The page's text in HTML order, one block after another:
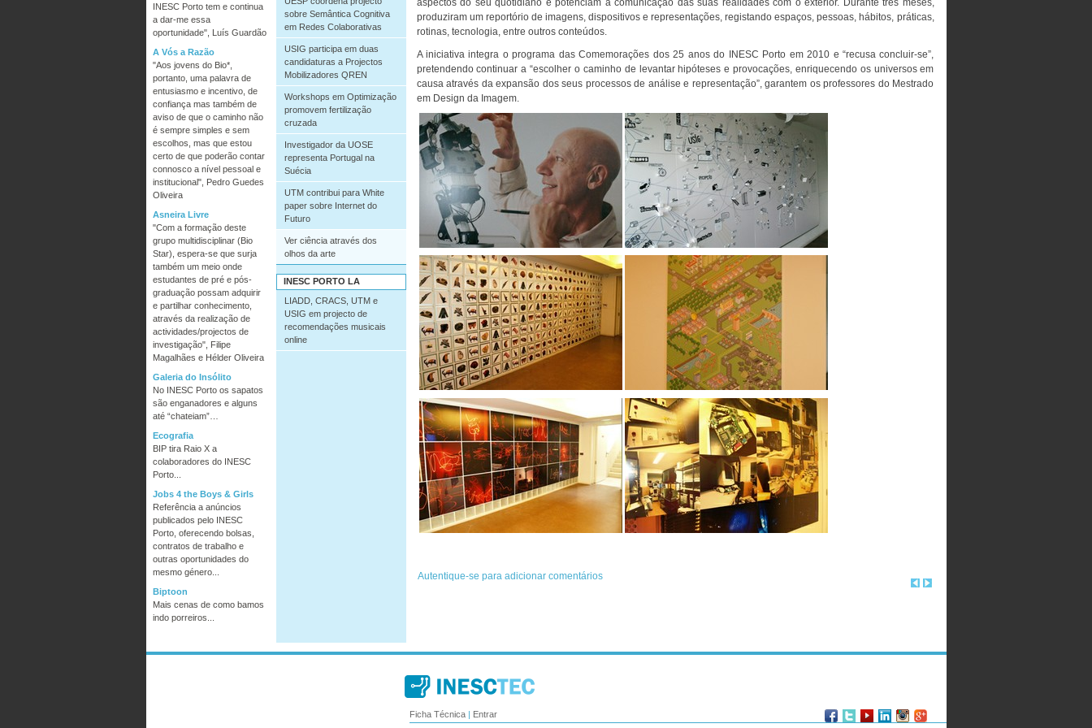
INESC Porto tem e continua
a dar-me essa
oportunidade", Luís Guardão
A Vós a Razão
"Aos jovens do Bio*,
portanto, uma palavra de
entusiasmo e incentivo, de
confiança mas também de
aviso de que o caminho não
é sempre simples e sem
escolhos, mas que estou
certo de que poderão contar
connosco a nível pessoal e
institucional", Pedro Guedes
Oliveira
Asneira Livre
"Com a formação deste
grupo multidisciplinar (Bio
Star), espera-se que surja
também um meio onde
estudantes de pré e pós-
graduação possam adquirir
e partilhar conhecimento,
através da realização de
actividades/projectos de
investigação", Filipe
Magalhães e Hélder Oliveira
Galeria do Insólito
No INESC Porto os sapatos
são enganadores e alguns
até “chateiam”…
Ecografia
BIP tira Raio X a
colaboradores do INESC
Porto...
Jobs 4 the Boys & Girls
Referência a anúncios
publicados pelo INESC
Porto, oferecendo bolsas,
contratos de trabalho e
outras oportunidades do
mesmo género...
Biptoon
Mais cenas de como bamos
indo porreiros...
sobre Semântica Cognitiva
em Redes Colaborativas
USIG participa em duas
candidaturas a Projectos
Mobilizadores QREN
Workshops em Optimização
promovem fertilização
cruzada
Investigador da UOSE
representa Portugal na
Suécia
UTM contribui para White
paper sobre Internet do
Futuro
Ver ciência através dos
olhos da arte
INESC PORTO LA
LIADD, CRACS, UTM e
USIG em projecto de
recomendações musicais
online
aspectos do seu quotidiano e potenciam a comunicação das suas realidades com o exterior. Durante três meses,
produziram um reportório de imagens, dispositivos e representações, registando espaços, pessoas, hábitos, práticas,
rotinas, tecnologia, entre outros conteúdos.
A iniciativa integra o programa das Comemorações dos 25 anos do INESC Porto em 2010 e “recusa concluir-se”,
pretendendo continuar a “escolher o caminho de levantar hipóteses e provocações, enriquecendo os universos em
causa através da expansão dos seus processos de análise e representação”, garantem os professores do Mestrado
em Design da Imagem.
Ficha Técnica| Entrar